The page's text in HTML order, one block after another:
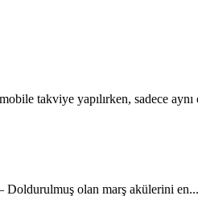
takviye yapılırken, sadece aynı
Doldurulmuş olan marş akülerini en...